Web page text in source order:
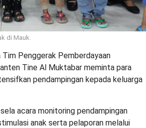
di Mauk.
Penggerak Pemberdayaan
Tine Al Muktabar meminta para
pendampingan kepada keluarga
acara monitoring pendampingan
anak serta pelaporan melalui